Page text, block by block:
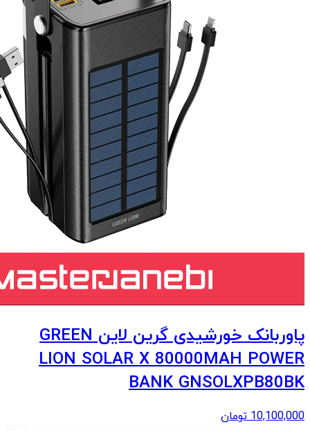
پاوربانک خورشیدی گرین لاین GREEN
LION SOLAR X 80000MAH POWER
BANK GNSOLXPB80BK
10,100,000 تومان